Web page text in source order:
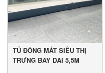
TỦ ĐÔNG MÁT SIÊU THỊ
TRƯNG BÀY DÀI 5,5M